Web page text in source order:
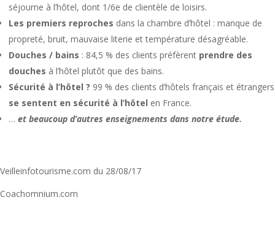
séjourne à l’hôtel, dont 1/6e de clientèle de loisirs.
Les premiers reproches dans la chambre d’hôtel : manque de
propreté, bruit, mauvaise literie et température désagréable.
Douches / bains : 84,5 % des clients préfèrent prendre des
douches à l’hôtel plutôt que des bains.
Sécurité à l’hôtel ? 99 % des clients d’hôtels français et étrangers
se sentent en sécurité à l’hôtel en France.
… et beaucoup d’autres enseignements dans notre étude.
Veilleinfotourisme.com du 28/08/17
Coachomnium.com